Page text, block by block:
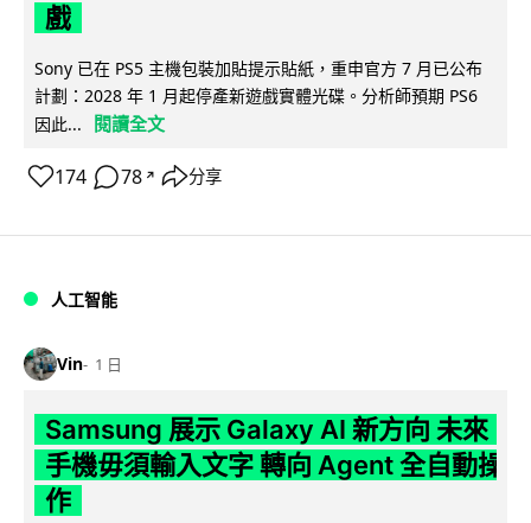
戲
Sony 已在 PS5 主機包裝加貼提示貼紙，重申官方 7 月已公布
計劃：2028 年 1 月起停產新遊戲實體光碟。分析師預期 PS6
因此...
閱讀全文
174 78 ↗ 分享
人工智能
Vin 1 日
Samsung 展示 Galaxy AI 新方向 未來
手機毋須輸入文字 轉向 Agent 全自動操
作